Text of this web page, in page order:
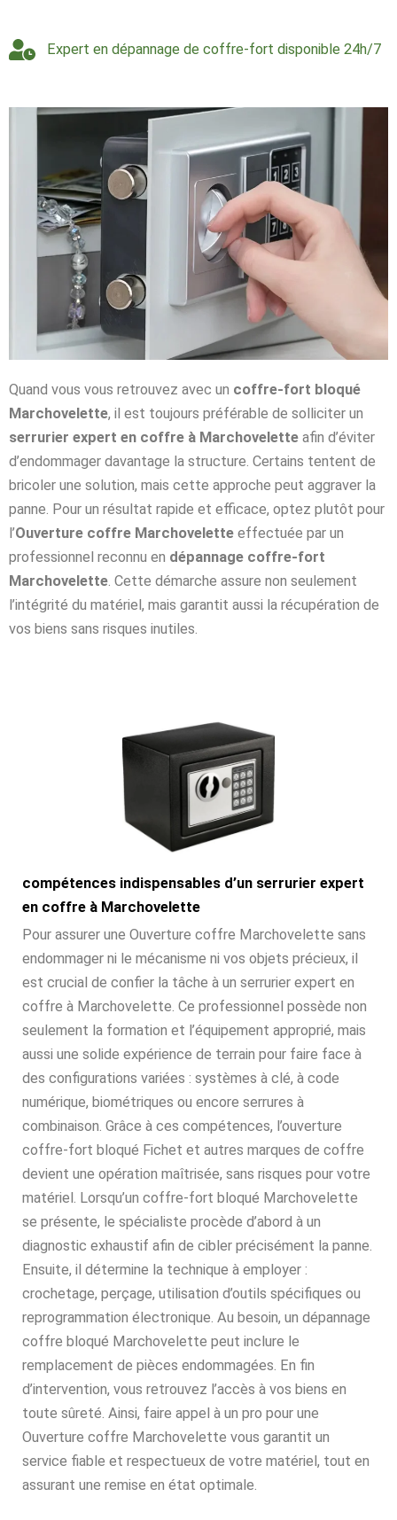
Expert en dépannage de coffre-fort disponible 24h/7
Quand vous vous retrouvez avec un coffre-fort bloqué
Marchovelette, il est toujours préférable de solliciter un
serrurier expert en coffre à Marchovelette afin d’éviter
d’endommager davantage la structure. Certains tentent de
bricoler une solution, mais cette approche peut aggraver la
panne. Pour un résultat rapide et efficace, optez plutôt pour
l’Ouverture coffre Marchovelette effectuée par un
professionnel reconnu en dépannage coffre-fort
Marchovelette. Cette démarche assure non seulement
l’intégrité du matériel, mais garantit aussi la récupération de
vos biens sans risques inutiles.
compétences indispensables d’un serrurier expert
en coffre à Marchovelette
Pour assurer une Ouverture coffre Marchovelette sans
endommager ni le mécanisme ni vos objets précieux, il
est crucial de confier la tâche à un serrurier expert en
coffre à Marchovelette. Ce professionnel possède non
seulement la formation et l’équipement approprié, mais
aussi une solide expérience de terrain pour faire face à
des configurations variées : systèmes à clé, à code
numérique, biométriques ou encore serrures à
combinaison. Grâce à ces compétences, l’ouverture
coffre-fort bloqué Fichet et autres marques de coffre
devient une opération maîtrisée, sans risques pour votre
matériel. Lorsqu’un coffre-fort bloqué Marchovelette
se présente, le spécialiste procède d’abord à un
diagnostic exhaustif afin de cibler précisément la panne.
Ensuite, il détermine la technique à employer :
crochetage, perçage, utilisation d’outils spécifiques ou
reprogrammation électronique. Au besoin, un dépannage
coffre bloqué Marchovelette peut inclure le
remplacement de pièces endommagées. En fin
d’intervention, vous retrouvez l’accès à vos biens en
toute sûreté. Ainsi, faire appel à un pro pour une
Ouverture coffre Marchovelette vous garantit un
service fiable et respectueux de votre matériel, tout en
assurant une remise en état optimale.